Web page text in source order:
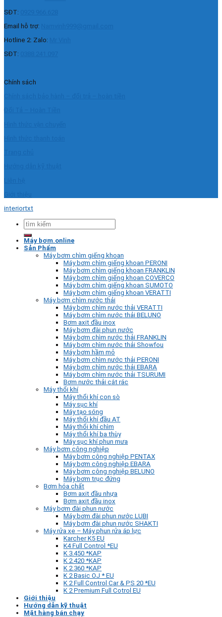
SĐT:
Email hỗ trợ:
Hotline 2: Zalo:
SĐT:
Chính sách
interiortxt
Tìm
kiếm:
Máy bơm.online
Sản Phẩm
Máy bơm chìm giếng khoan
Máy bơm chìm giếng khoan PERONI
Máy bơm chìm giếng khoan FRANKLIN
Máy bơm chìm giếng khoan COVERCO
Máy bơm chìm giếng khoan SUMOTO
Máy bơm chìm giếng khoan VERATTI
Máy bơm chìm nước thải
Máy bơm chìm nước thải VERATTI
Máy bơm chìm nước thải BELUNO
Bơm axit đầu inox
Máy bơm đài phun nước
Máy bơm chìm nước thải FRANKLIN
Máy bơm chìm nước thải Showfou
Máy bơm hầm mỏ
Máy bơm chìm nước thải PERONI
Máy bơm chìm nước thải EBARA
Máy bơm chìm nước thải TSURUMI
Bơm nước thải cắt rác
Máy thổi khí
Máy thổi khí con sò
Máy sục khí
Máy tạo sóng
Máy thổi khí đầu AT
Máy thổi khí chìm
Máy thổi khí ba thùy
Máy sục khí phun mưa
Máy bơm công nghiệp
Máy bơm công nghiệp PENTAX
Máy bơm công nghiệp EBARA
Máy bơm công nghiệp BELUNO
Máy bơm trục đứng
Bơm hóa chất
Bơm axit đầu nhựa
Bơm axit đầu inox
Máy bơm đài phun nước
Máy bơm đài phun nước LUBI
Máy bơm đài phun nước SHAKTI
Máy rửa xe – Máy phun rửa áp lực
Karcher K5 EU
K4 Full Control *EU
K 3.450 *KAP
K 2.420 *KAP
K 2.360 *KAP
K 2 Basic OJ * EU
K 2 Full Control Car & PS 20 *EU
K 2 Premium Full Cotrol EU
Giới thiệu
Hướng dẫn kỹ thuật
Mặt hàng bán chạy